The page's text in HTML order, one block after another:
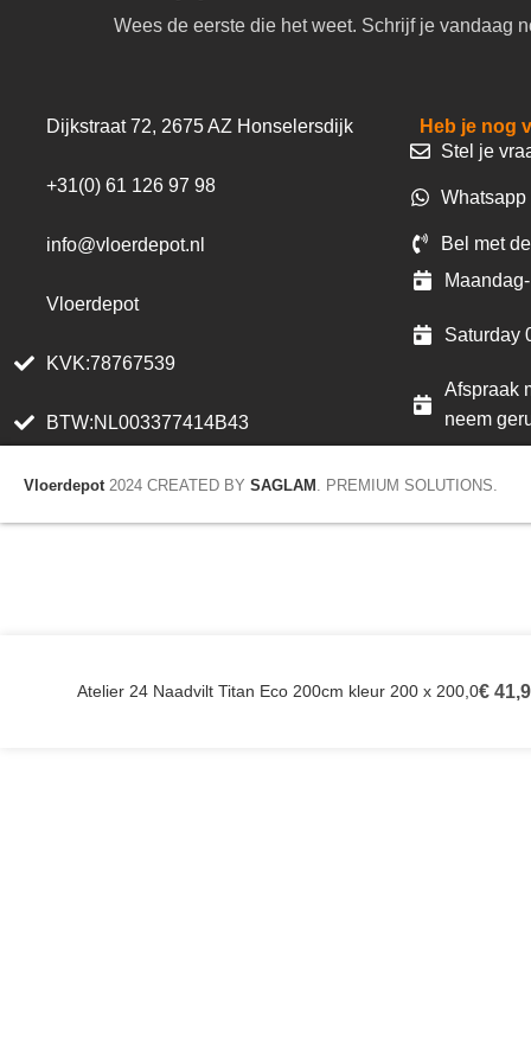
Wees de eerste die het weet. Schrijf je vandaag
Dijkstraat 72, 2675 AZ Honselersdijk
+31(0) 61 126 97 98
info@vloerdepot.nl
Vloerdepot
KVK:78767539
BTW:NL003377414B43
Heb je nog
Stel je
Bel met
Saturday
Afspraak
neem
Vloerdepot 2024 CREATED BY SAGLAM . PREMIUM SOLUTIONS.
Atelier 24 Naadvilt Titan Eco 200cm kleur 200 x 200,0€